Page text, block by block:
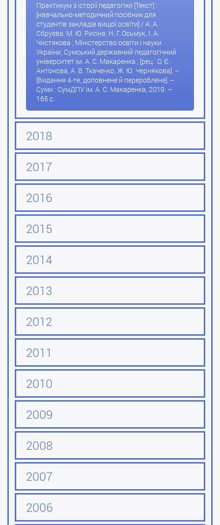
Практикум з історії педагогіки [Текст] :
[навчально-методичний посібник для
студентів закладів вищої освіти] / А. А.
Сбруєва, М. Ю. Рисіна, Н. Г. Осьмук, І. А.
Чистякова ; Міністерство освіти і науки
України, Сумський державний педагогічний
університет ім. А. С. Макаренка ; [рец.: О. Є.
Антонова, А. В. Ткаченко, Ж. Ю. Чернякова]. –
[Видання 4-те, доповнене й перероблене]. –
Суми : СумДПУ ім. А. С. Макаренка, 2019. –
165 с.
2018
2017
2016
2015
2014
2013
2012
2011
2010
2009
2008
2007
2006